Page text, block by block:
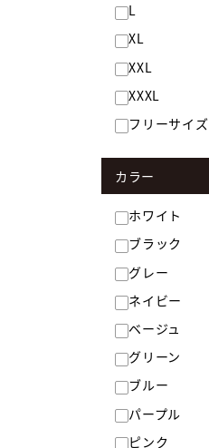
L
XL
XXL
XXXL
フリーサイズ
カラー
ホワイト
ブラック
グレー
ネイビー
ベージュ
グリーン
ブルー
パープル
ピンク